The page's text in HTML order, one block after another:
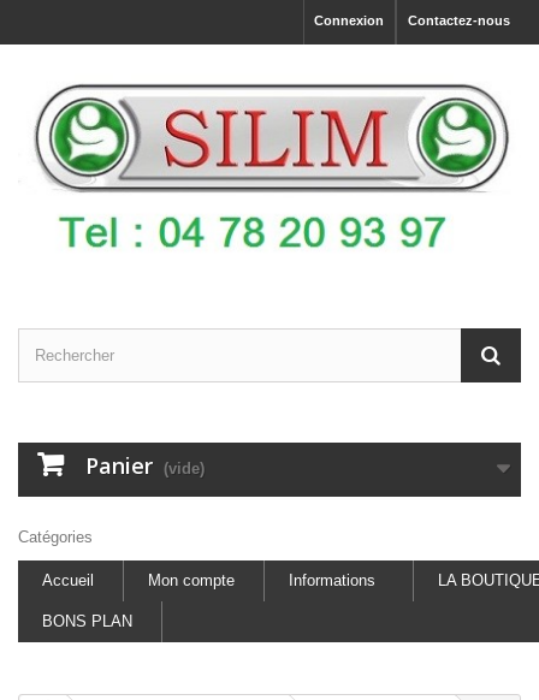
Contactez-nous
Connexion
Panier (vide)
Catégories
Accueil Mon compte Informations LA
BONS PLAN